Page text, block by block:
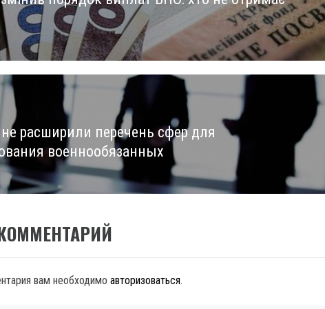
расширили перечень сфер для
военнообязанных
вам необходимо авторизоваться.